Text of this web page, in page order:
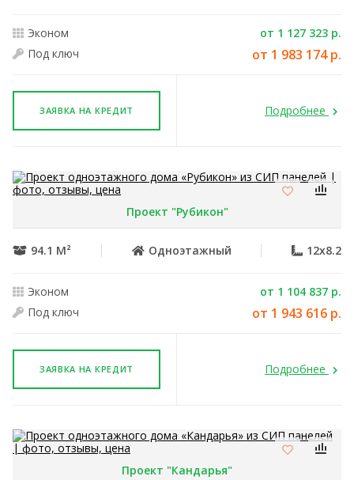
Эконом
от 1 127 323 р.
Под ключ
от 1 983 174 р.
ЗАЯВКА НА КРЕДИТ Подробнее
Проект "Рубикон"
94.1 М² Одноэтажный 12x8.2
Эконом
от 1 104 837 р.
Под ключ
от 1 943 616 р.
ЗАЯВКА НА КРЕДИТ Подробнее
Проект "Кандарья"